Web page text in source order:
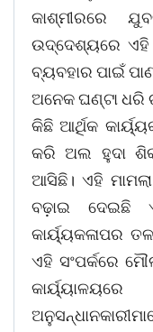
କାଶ୍ମୀରରେ
ଉଦ୍ଦେଶ୍ୟରେ ଏହି
ବ୍ୟବହାର ପାଇଁ
ଅନେକ ଘଣ୍ଟା ଧରି
କିଛି ଆର୍ଥିକ
କରି ଅଲ ହୁଦା
ଆସିଛି। ଏହି
ବଢ଼ାଇ ଦେଇଛି
କାର୍ୟ୍ୟକଳାପର
ଏହି ସଂପର୍କରେ